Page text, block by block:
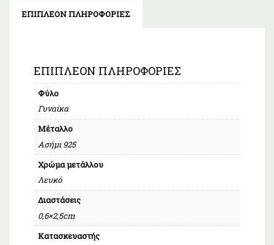
ΕΠΙΠΛΈΟΝ ΠΛΗΡΟΦΟΡΊΕΣ
ΕΠΙΠΛΈΟΝ ΠΛΗΡΟΦΟΡΊΕΣ
Φύλο
Γυναίκα
Μέταλλο
Ασήμι 925
Χρώμα μετάλλου
Λευκό
Διαστάσεις
0,6×2,5cm
Κατασκευαστής